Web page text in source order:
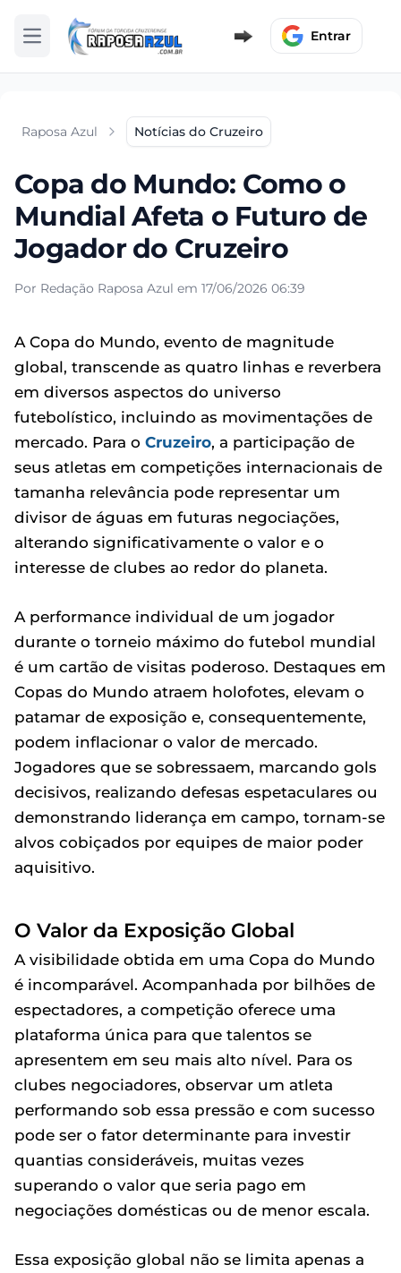
Abrir menu Entrar
Raposa Azul Notícias do Cruzeiro
Copa do Mundo: Como o
Mundial Afeta o Futuro de
Jogador do Cruzeiro
Por Redação Raposa Azul em 17/06/2026 06:39
A Copa do Mundo, evento de magnitude
global, transcende as quatro linhas e reverbera
em diversos aspectos do universo
futebolístico, incluindo as movimentações de
mercado. Para o Cruzeiro, a participação de
seus atletas em competições internacionais de
tamanha relevância pode representar um
divisor de águas em futuras negociações,
alterando significativamente o valor e o
interesse de clubes ao redor do planeta.
A performance individual de um jogador
durante o torneio máximo do futebol mundial
é um cartão de visitas poderoso. Destaques em
Copas do Mundo atraem holofotes, elevam o
patamar de exposição e, consequentemente,
podem inflacionar o valor de mercado.
Jogadores que se sobressaem, marcando gols
decisivos, realizando defesas espetaculares ou
demonstrando liderança em campo, tornam-se
alvos cobiçados por equipes de maior poder
aquisitivo.
O Valor da Exposição Global
A visibilidade obtida em uma Copa do Mundo
é incomparável. Acompanhada por bilhões de
espectadores, a competição oferece uma
plataforma única para que talentos se
apresentem em seu mais alto nível. Para os
clubes negociadores, observar um atleta
performando sob essa pressão e com sucesso
pode ser o fator determinante para investir
quantias consideráveis, muitas vezes
superando o valor que seria pago em
negociações domésticas ou de menor escala.
Essa exposição global não se limita apenas a